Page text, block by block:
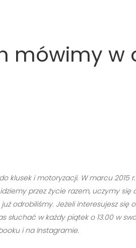
mówimy w
klusek i motoryzacji. W marcu
przez życie razem, uczymy się
odrobiliśmy. Jeżeli interesujesz się
słuchać w każdy piątek o 13.00 w
i na Instagramie.